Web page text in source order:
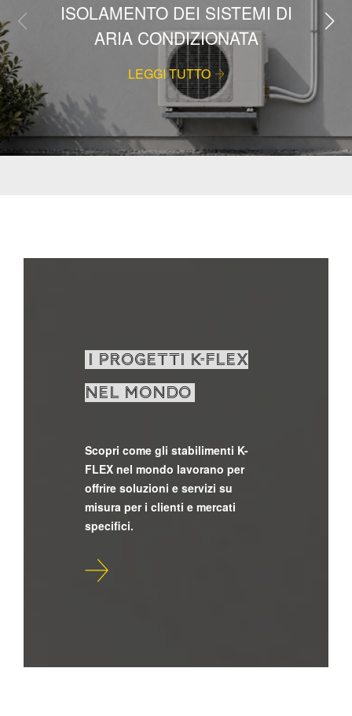
ISOLAMENTO DEI SISTEMI DI
ARIA CONDIZIONATA
LEGGI TUTTO
I PROGETTI K-FLEX
NEL MONDO
Scopri come gli stabilimenti K-
FLEX nel mondo lavorano per
offrire soluzioni e servizi su
misura per i clienti e mercati
specifici.